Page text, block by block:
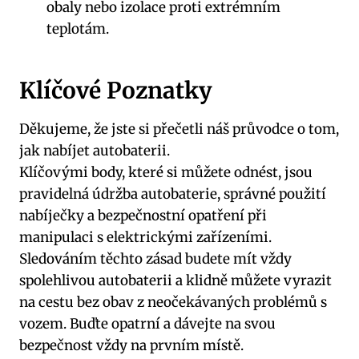
obaly nebo izolace proti extrémním
teplotám.
Klíčové Poznatky
Děkujeme, ⁣že jste si přečetli náš průvodce o tom,
⁤jak ​nabíjet autobaterii.
Klíčovými body, které⁤ si můžete odnést, ‌jsou
pravidelná údržba autobaterie, správné použití
nabíječky ‍a ⁢bezpečnostní opatření při‌
manipulaci⁤ s elektrickými zařízeními.
Sledováním těchto zásad budete ⁢mít vždy
spolehlivou‌ autobaterii a klidně‌ můžete vyrazit
na cestu ‌bez ⁢obav z ⁢neočekávaných problémů s ​
vozem. ‌Buďte opatrní a dávejte na svou
bezpečnost⁤ vždy na prvním místě.